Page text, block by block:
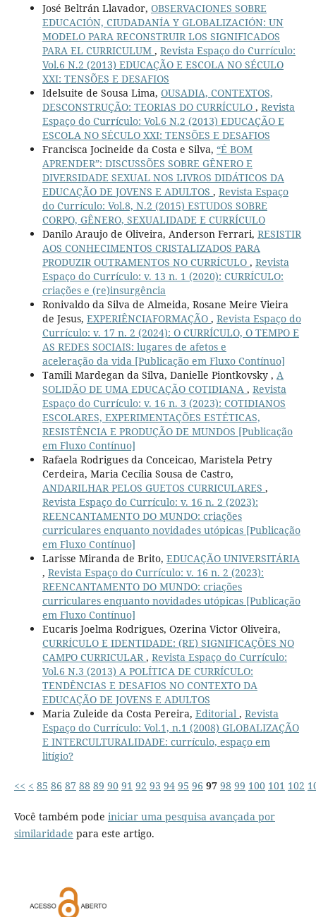
José Beltrán Llavador, OBSERVACIONES SOBRE
EDUCACIÓN, CIUDADANÍA Y GLOBALIZACIÓN: UN
MODELO PARA RECONSTRUIR LOS SIGNIFICADOS
PARA EL CURRICULUM , Revista Espaço do Currículo:
Vol.6 N.2 (2013) EDUCAÇÃO E ESCOLA NO SÉCULO
XXI: TENSÕES E DESAFIOS
Idelsuite de Sousa Lima, OUSADIA, CONTEXTOS,
DESCONSTRUÇÃO: TEORIAS DO CURRÍCULO , Revista
Espaço do Currículo: Vol.6 N.2 (2013) EDUCAÇÃO E
ESCOLA NO SÉCULO XXI: TENSÕES E DESAFIOS
Francisca Jocineide da Costa e Silva, “É BOM
APRENDER”: DISCUSSÕES SOBRE GÊNERO E
DIVERSIDADE SEXUAL NOS LIVROS DIDÁTICOS DA
EDUCAÇÃO DE JOVENS E ADULTOS , Revista Espaço
do Currículo: Vol.8, N.2 (2015) ESTUDOS SOBRE
CORPO, GÊNERO, SEXUALIDADE E CURRÍCULO
Danilo Araujo de Oliveira, Anderson Ferrari, RESISTIR
AOS CONHECIMENTOS CRISTALIZADOS PARA
PRODUZIR OUTRAMENTOS NO CURRÍCULO , Revista
Espaço do Currículo: v. 13 n. 1 (2020): CURRÍCULO:
criações e (re)insurgência
Ronivaldo da Silva de Almeida, Rosane Meire Vieira
de Jesus, EXPERIÊNCIAFORMAÇÃO , Revista Espaço do
Currículo: v. 17 n. 2 (2024): O CURRÍCULO, O TEMPO E
AS REDES SOCIAIS: lugares de afetos e
aceleração da vida [Publicação em Fluxo Contínuo]
Tamili Mardegan da Silva, Danielle Piontkovsky , A
SOLIDÃO DE UMA EDUCAÇÃO COTIDIANA , Revista
Espaço do Currículo: v. 16 n. 3 (2023): COTIDIANOS
ESCOLARES, EXPERIMENTAÇÕES ESTÉTICAS,
RESISTÊNCIA E PRODUÇÃO DE MUNDOS [Publicação
em Fluxo Contínuo]
Rafaela Rodrigues da Conceicao, Maristela Petry
Cerdeira, Maria Cecília Sousa de Castro,
ANDARILHAR PELOS GUETOS CURRICULARES ,
Revista Espaço do Currículo: v. 16 n. 2 (2023):
REENCANTAMENTO DO MUNDO: criações
curriculares enquanto novidades utópicas [Publicação
em Fluxo Contínuo]
Larisse Miranda de Brito, EDUCAÇÃO UNIVERSITÁRIA
, Revista Espaço do Currículo: v. 16 n. 2 (2023):
REENCANTAMENTO DO MUNDO: criações
curriculares enquanto novidades utópicas [Publicação
em Fluxo Contínuo]
Eucaris Joelma Rodrigues, Ozerina Victor Oliveira,
CURRÍCULO E IDENTIDADE: (RE) SIGNIFICAÇÕES NO
CAMPO CURRICULAR, Revista Espaço do Currículo:
Vol.6 N.3 (2013) A POLÍTICA DE CURRÍCULO:
TENDÊNCIAS E DESAFIOS NO CONTEXTO DA
EDUCAÇÃO DE JOVENS E ADULTOS
Maria Zuleide da Costa Pereira, Editorial , Revista
Espaço do Currículo: Vol.1, n.1 (2008) GLOBALIZAÇÃO
E INTERCULTURALIDADE: currículo, espaço em
litígio?
<< < 85 86 87 88 89 90 91 92 93 94 95 96 97 98 99 100 101 102
Você também pode iniciar uma pesquisa avançada por
similaridade para este artigo.